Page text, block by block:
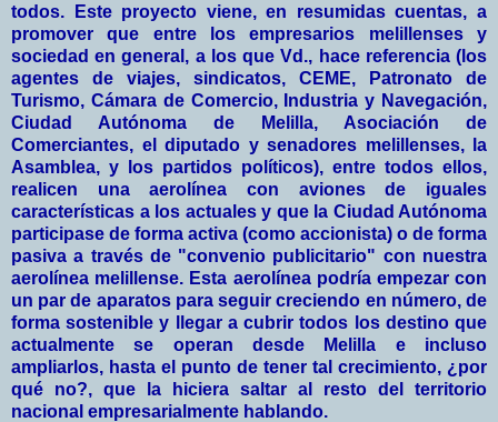
todos. Este proyecto viene, en resumidas cuentas, a
promover que entre los empresarios melillenses y
sociedad en general, a los que Vd., hace referencia (los
agentes de viajes, sindicatos, CEME, Patronato de
Turismo, Cámara de Comercio, Industria y Navegación,
Ciudad Autónoma de Melilla, Asociación de
Comerciantes, el diputado y senadores melillenses, la
Asamblea, y los partidos políticos), entre todos ellos,
realicen una aerolínea con aviones de iguales
características a los actuales y que la Ciudad Autónoma
participase de forma activa (como accionista) o de forma
pasiva a través de "convenio publicitario" con nuestra
aerolínea melillense. Esta aerolínea podría empezar con
un par de aparatos para seguir creciendo en número, de
forma sostenible y llegar a cubrir todos los destino que
actualmente se operan desde Melilla e incluso
ampliarlos, hasta el punto de tener tal crecimiento, ¿por
qué no?, que la hiciera saltar al resto del territorio
nacional empresarialmente hablando.